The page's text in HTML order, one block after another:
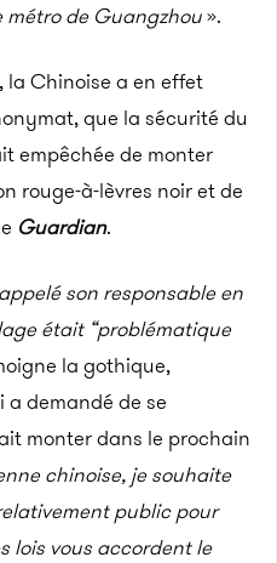
métro de Guangzhou».
la Chinoise a en effet
que la sécurité du
empêchée de monter
rouge-à-lèvres noir et de
Guardian.
son responsable en
était “problématique
la gothique,
demandé de se
monter dans le prochain
chinoise, je souhaite
public pour
lois vous accordent le